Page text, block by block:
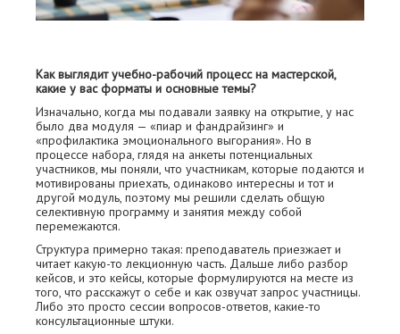
Как выглядит учебно-рабочий процесс на мастерской,
какие у вас форматы и основные темы?
Изначально, когда мы подавали заявку на открытие, у нас
было два модуля — «пиар и фандрайзинг» и
«профилактика эмоционального выгорания». Но в
процессе набора, глядя на анкеты потенциальных
участников, мы поняли, что участникам, которые подаются и
мотивированы приехать, одинаково интересны и тот и
другой модуль, поэтому мы решили сделать общую
селективную программу и занятия между собой
перемежаются.
Структура примерно такая: преподаватель приезжает и
читает какую-то лекционную часть. Дальше либо разбор
кейсов, и это кейсы, которые формулируются на месте из
того, что расскажут о себе и как озвучат запрос участницы.
Либо это просто сессии вопросов-ответов, какие-то
консультационные штуки.